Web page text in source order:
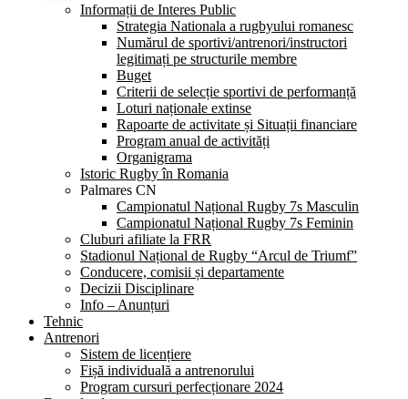
Informații de Interes Public
Strategia Nationala a rugbyului romanesc
Numărul de sportivi/antrenori/instructori
legitimați pe structurile membre
Buget
Criterii de selecție sportivi de performanță
Loturi naționale extinse
Rapoarte de activitate și Situații financiare
Program anual de activități
Organigrama
Istoric Rugby în Romania
Palmares CN
Campionatul Național Rugby 7s Masculin
Campionatul Național Rugby 7s Feminin
Cluburi afiliate la FRR
Stadionul Național de Rugby “Arcul de Triumf”
Conducere, comisii și departamente
Decizii Disciplinare
Info – Anunțuri
Tehnic
Antrenori
Sistem de licențiere
Fișă individuală a antrenorului
Program cursuri perfecționare 2024